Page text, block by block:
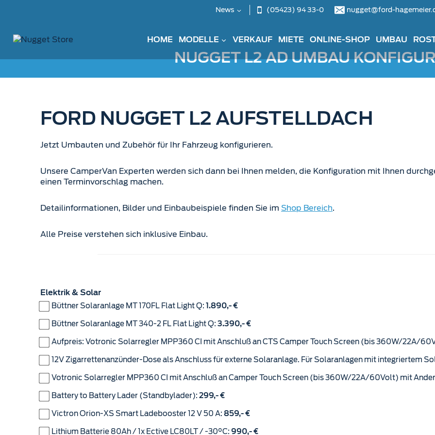
News (05423) 94 33-0 nugget@ford-
HOME MODELLE VERKAUF MIETE ONLINE-SHOP UMBAU
NUGGET L2 AD UMBAU
FORD NUGGET L2 AUFSTELLDACH
Jetzt Umbauten und Zubehör für Ihr Fahrzeug konfigurieren.
Unsere CamperVan Experten werden sich dann bei Ihnen melden, die Konfiguration mit Ihnen
einen Terminvorschlag machen.
Detailinformationen, Bilder und Einbaubeispiele finden Sie im Shop Bereich.
Alle Preise verstehen sich inklusive Einbau.
b
o
n
fi
u
g
Elektrik & Solar
Büttner Solaranlage MT 170FL Flat Light Q: 1.890,- €
Büttner Solaranlage MT 340-2 FL Flat Light Q: 3.390,- €
Aufpreis: Votronic Solarregler MPP360 CI mit Anschluß an CTS Camper Touch Screen (bis 360W/22A/
12V Zigarrettenanzünder-Dose als Anschluss für externe Solaranlage. Für Solaranlagen mit integriertem
Votronic Solarregler MPP360 CI mit Anschluß an Camper Touch Screen (bis 360W/22A/60Volt) mit
Battery to Battery Lader (Standbylader): 299,- €
Victron Orion-XS Smart Ladebooster 12 V 50 A: 859,- €
Lithium Batterie 80Ah / 1x Ective LC80LT / -30°C: 990,- €